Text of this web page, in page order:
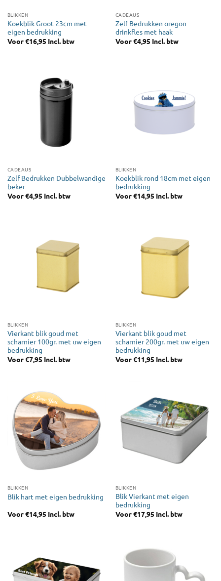
BLIKKEN
Koekblik Groot 23cm met
eigen bedrukking
Voor€16,95 Incl. btw
CADEAUS
Zelf Bedrukken oregon
drinkfles met haak
Voor€4,95 Incl. btw
CADEAUS
Zelf Bedrukken Dubbelwandige
beker
Voor€4,95 Incl. btw
BLIKKEN
Koekblik rond 18cm met eigen
bedrukking
Voor€14,95 Incl. btw
BLIKKEN
Vierkant blik goud met
scharnier 100gr. met uw eigen
bedrukking
Voor€7,95 Incl. btw
BLIKKEN
Vierkant blik goud met
scharnier 200gr. met uw eigen
bedrukking
Voor€11,95 Incl. btw
BLIKKEN
Blik hart met eigen bedrukking
Voor€14,95 Incl. btw
BLIKKEN
Blik Vierkant met eigen
bedrukking
Voor€17,95 Incl. btw